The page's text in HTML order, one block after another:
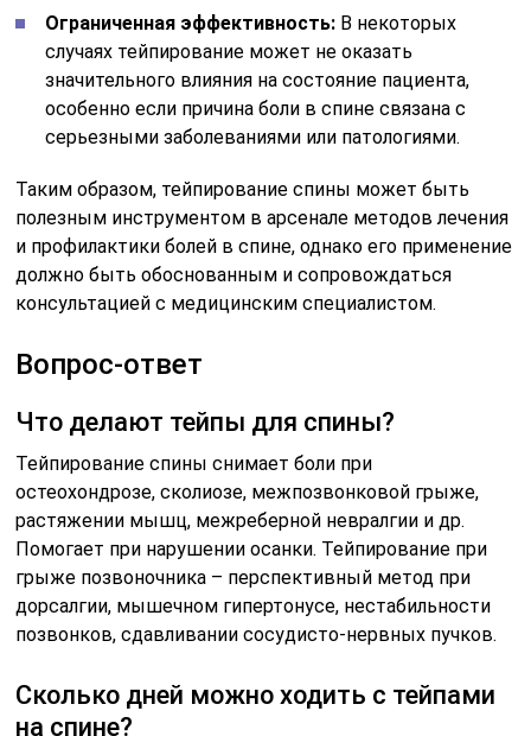
Ограниченная эффективность: В некоторых
случаях тейпирование может не оказать
значительного влияния на состояние пациента,
особенно если причина боли в спине связана с
серьезными заболеваниями или патологиями.
Таким образом, тейпирование спины может быть
полезным инструментом в арсенале методов лечения
и профилактики болей в спине, однако его применение
должно быть обоснованным и сопровождаться
консультацией с медицинским специалистом.
Вопрос-ответ
Что делают тейпы для спины?
Тейпирование спины снимает боли при
остеохондрозе, сколиозе, межпозвонковой грыже,
растяжении мышц, межреберной невралгии и др.
Помогает при нарушении осанки. Тейпирование при
грыже позвоночника – перспективный метод при
дорсалгии, мышечном гипертонусе, нестабильности
позвонков, сдавливании сосудисто-нервных пучков.
Сколько дней можно ходить с тейпами
на спине?